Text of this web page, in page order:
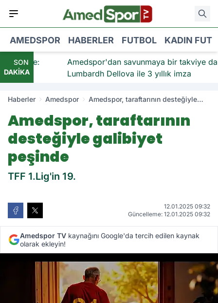
AMEDSPOR HABERLER FUTBOL KADIN
SON
DAKİKA
Amedspor'dan savunmaya bir takviye daha:
Lumbardh Dellova ile 3 yıllık imza
Haberler Amedspor
Amedspor, taraftarının desteğiyle
Amedspor, taraftarının
desteğiyle galibiyet
peşinde
TFF 1.Lig'in 19.
12.01.2025 09:32
Güncelleme: 12.01.2025 09:32
Amedspor TV kaynağını Google'da tercih edilen kaynak
olarak ekleyin!